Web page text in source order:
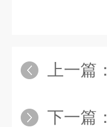
上一篇：
下一篇：